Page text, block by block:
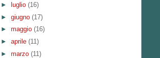
►
luglio (16)
► giugno (17)
► maggio (16)
► aprile (11)
► marzo (11)